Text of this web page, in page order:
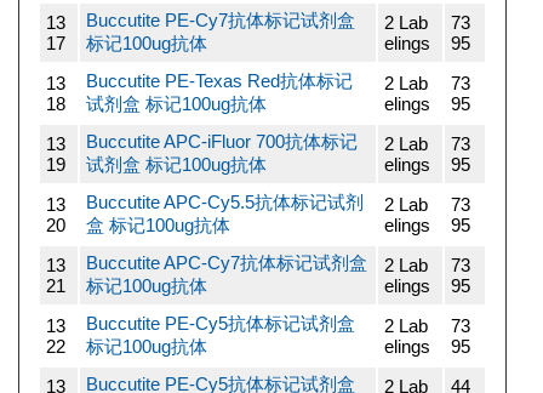
13
17
Buccutite PE-Cy7抗体标记试剂盒
标记100ug抗体
2 Lab
elings
73
95
13
18
Buccutite PE-Texas Red抗体标记
试剂盒 标记100ug抗体
2 Lab
elings
73
95
13
19
Buccutite APC-iFluor 700抗体标记
试剂盒 标记100ug抗体
2 Lab
elings
73
95
13
20
Buccutite APC-Cy5.5抗体标记试剂
盒 标记100ug抗体
2 Lab
elings
73
95
13
21
Buccutite APC-Cy7抗体标记试剂盒
标记100ug抗体
2 Lab
elings
73
95
13
22
Buccutite PE-Cy5抗体标记试剂盒
标记100ug抗体
2 Lab
elings
73
95
13
Buccutite PE-Cy5抗体标记试剂盒
2 Lab
44